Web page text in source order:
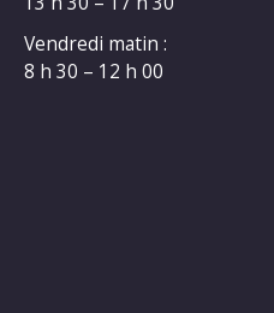
Vendredi matin :
8 h 30 – 12 h 00